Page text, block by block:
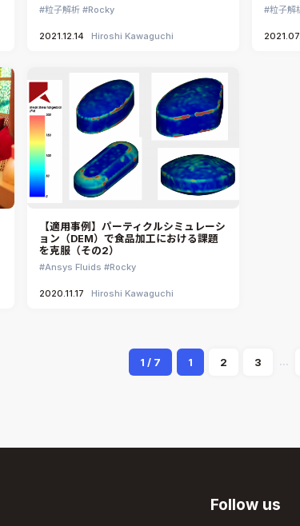
粒子解析 Rocky
2021.12.14 Hiroshi Kawaguchi
粒子解
【適用事例】パーティクルシミュレーシ
ョン（DEM）で食品加工における課題
を克服（その2）
Ansys Fluids Rocky
2020.11.17 Hiroshi Kawaguchi
1 / 7 1 2 3 ...
Follow us